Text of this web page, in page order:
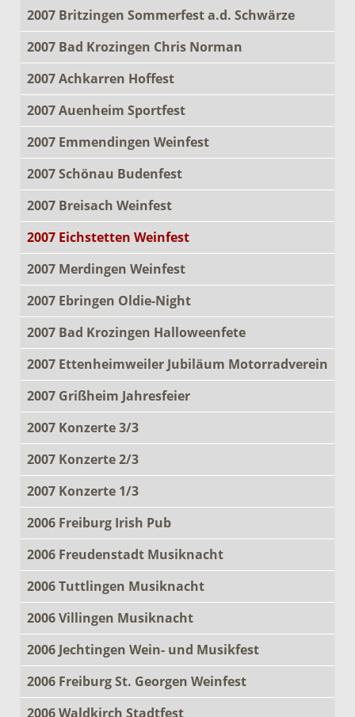
2007 Britzingen Sommerfest a.d. Schwärze
2007 Bad Krozingen Chris Norman
2007 Achkarren Hoffest
2007 Auenheim Sportfest
2007 Emmendingen Weinfest
2007 Schönau Budenfest
2007 Breisach Weinfest
2007 Eichstetten Weinfest
2007 Merdingen Weinfest
2007 Ebringen Oldie-Night
2007 Bad Krozingen Halloweenfete
2007 Ettenheimweiler Jubiläum Motorradverein
2007 Grißheim Jahresfeier
2007 Konzerte 3/3
2007 Konzerte 2/3
2007 Konzerte 1/3
2006 Freiburg Irish Pub
2006 Freudenstadt Musiknacht
2006 Tuttlingen Musiknacht
2006 Villingen Musiknacht
2006 Jechtingen Wein- und Musikfest
2006 Freiburg St. Georgen Weinfest
2006 Waldkirch Stadtfest